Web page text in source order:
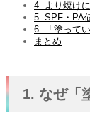
4. より焼け
5. SPF・PA
6. 「塗って
まとめ
1. なぜ「